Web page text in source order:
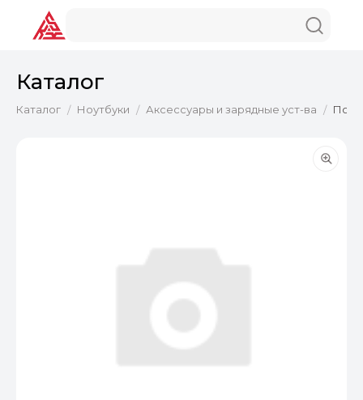
Каталог
Каталог / Ноутбуки / Аксессуары и зарядные уст-ва /